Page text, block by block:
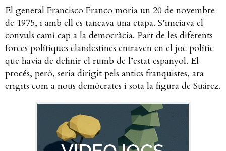
El general Francisco Franco moria un 20 de novembre
de 1975, i amb ell es tancava una etapa. S’iniciava el
convuls camí cap a la democràcia. Part de les diferents
forces polítiques clandestines entraven en el joc polític
que havia de definir el rumb de l’estat espanyol. El
procés, però, seria dirigit pels antics franquistes, ara
erigits com a nous demòcrates i sota la figura de Suárez.